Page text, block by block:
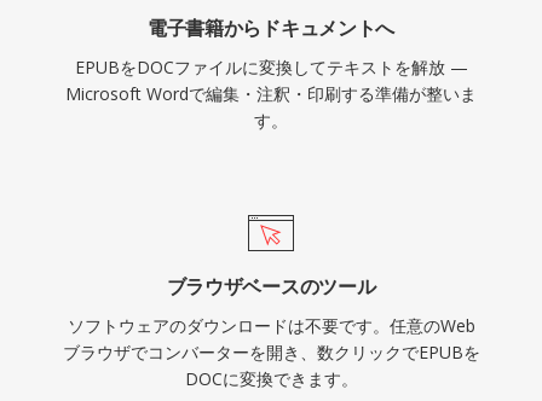
電子書籍からドキュメントへ
EPUBをDOCファイルに変換してテキストを解放 —
Microsoft Wordで編集・注釈・印刷する準備が整いま
す。
ブラウザベースのツール
ソフトウェアのダウンロードは不要です。任意のWeb
ブラウザでコンバーターを開き、数クリックでEPUBを
DOCに変換できます。